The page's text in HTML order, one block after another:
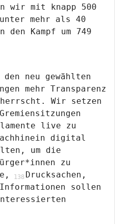
wir mit knapp 500
mehr als 40
Kampf um 749
neu gewählten
mehr Transparenz
Wir setzen
live zu
digital
um die
zu
Drucksachen,
Informationen sollen